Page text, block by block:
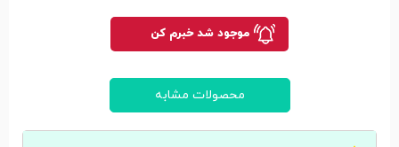
موجود شد خبرم کن
محصولات مشابه